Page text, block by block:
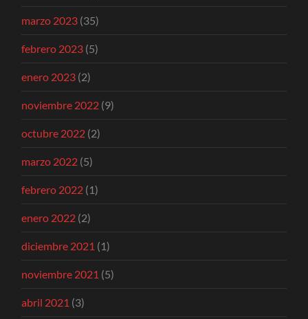
marzo 2023 (35)
febrero 2023 (5)
enero 2023 (2)
noviembre 2022 (9)
octubre 2022 (2)
marzo 2022 (5)
febrero 2022 (1)
enero 2022 (2)
diciembre 2021 (1)
noviembre 2021 (5)
abril 2021 (3)